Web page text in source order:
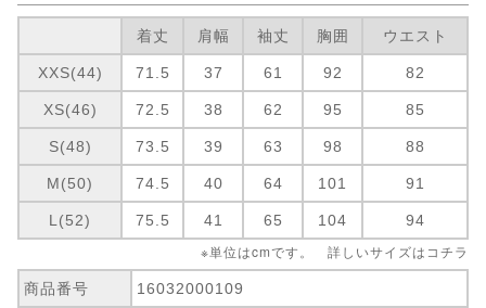
着丈 肩幅 袖丈 胸囲 ウエスト
XXS(44) 71.5 37 61 92 82
XS(46) 72.5 38 62 95 85
S(48) 73.5 39 63 98 88
M(50) 74.5 40 64 101 91
L(52) 75.5 41 65 104 94
※単位はcmです。 詳しいサイズは コチラ
商品番号 16032000109